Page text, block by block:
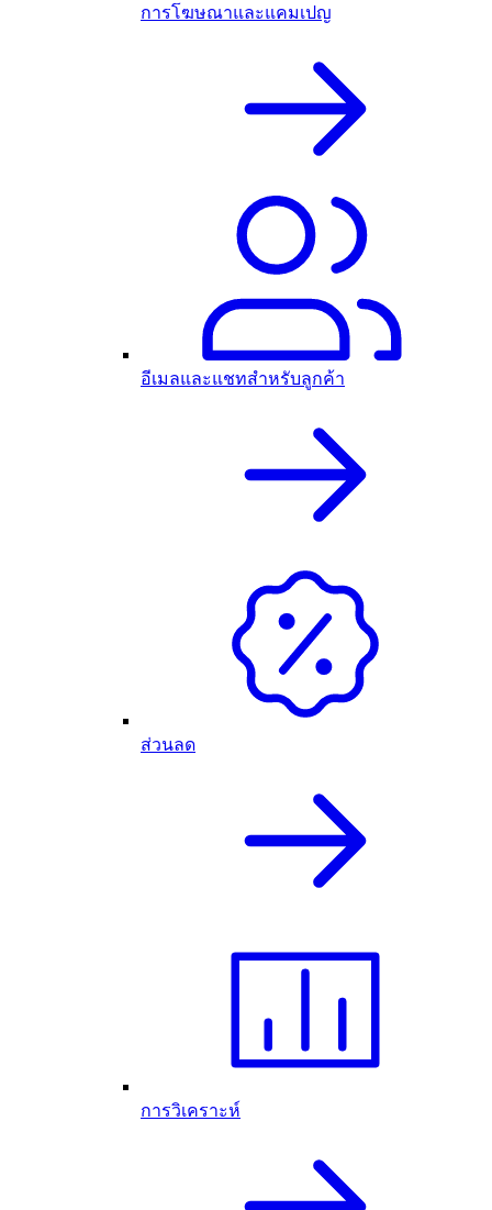
การโฆษณาและแคมเปญ
อีเมลและแชทสำหรับลูกค้า
ส่วนลด
การวิเคราะห์